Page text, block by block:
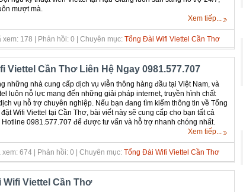
mượt mà.
Xem tiếp...
178 | Phản hồi: 0 | Chuyên mục: Tổng Đài Wifi Viettel Cần Thơ
Viettel Cần Thơ Liên Hệ Ngay 0981.577.707
những nhà cung cấp dịch vụ viễn thông hàng đầu tại Việt Nam, và
luôn nỗ lực mang đến những giải pháp internet, truyền hình chất
vụ hỗ trợ chuyên nghiệp. Nếu bạn đang tìm kiếm thông tin về Tổng
Wifi Viettel tại Cần Thơ, bài viết này sẽ cung cấp cho bạn tất cả
0981.577.707 để được tư vấn và hỗ trợ nhanh chóng nhất.
Xem tiếp...
674 | Phản hồi: 0 | Chuyên mục: Tổng Đài Wifi Viettel Cần Thơ
Viettel Cần Thơ